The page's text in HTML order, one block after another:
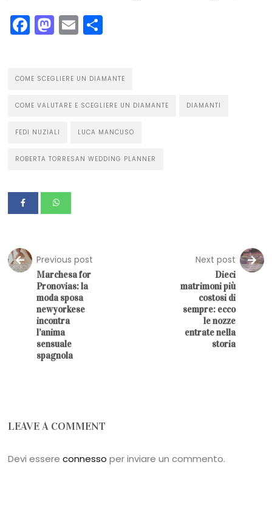
Facebook
Mastodon
Email
COME SCEGLIERE UN DIAMANTE
COME VALUTARE E SCEGLIERE UN DIAMANTE DIAMANTI
FEDI NUZIALI LUCA MANCUSO
ROBERTA TORRESAN WEDDING PLANNER
Previous post
Marchesa for
Pronovias: la
moda sposa
newyorkese
incontra
l’anima
sensuale
spagnola
Next post
Dieci
matrimoni più
costosi di
sempre: ecco
le nozze
entrate nella
storia
LEAVE A COMMENT
Devi essereconnesso per inviare un commento.